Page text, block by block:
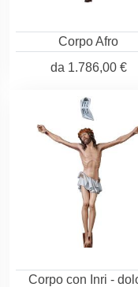
Corpo Afro
da 1.786,00 €
Corpo con Inri -